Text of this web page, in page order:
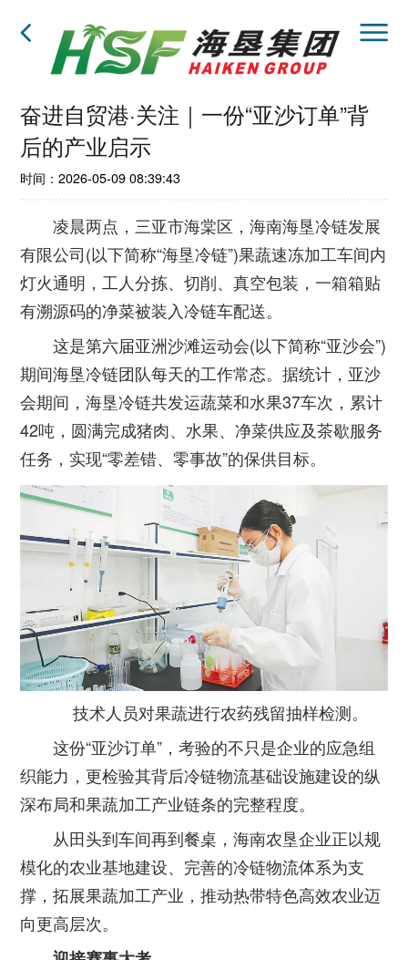
奋进自贸港·关注｜一份“亚沙订单”背
后的产业启示
时间：2026-05-09 08:39:43
凌晨两点，三亚市海棠区，海南海垦冷链发展
有限公司(以下简称“海垦冷链”)果蔬速冻加工车间内
灯火通明，工人分拣、切削、真空包装，一箱箱贴
有溯源码的净菜被装入冷链车配送。
这是第六届亚洲沙滩运动会(以下简称“亚沙会”)
期间海垦冷链团队每天的工作常态。据统计，亚沙
会期间，海垦冷链共发运蔬菜和水果37车次，累计
42吨，圆满完成猪肉、水果、净菜供应及茶歇服务
任务，实现“零差错、零事故”的保供目标。
技术人员对果蔬进行农药残留抽样检测。
这份“亚沙订单”，考验的不只是企业的应急组
织能力，更检验其背后冷链物流基础设施建设的纵
深布局和果蔬加工产业链条的完整程度。
从田头到车间再到餐桌，海南农垦企业正以规
模化的农业基地建设、完善的冷链物流体系为支
撑，拓展果蔬加工产业，推动热带特色高效农业迈
向更高层次。